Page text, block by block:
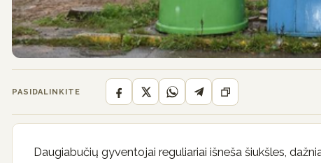
PASIDALINKITE
Daugiabučių gyventojai reguliariai išneša šiukšles,